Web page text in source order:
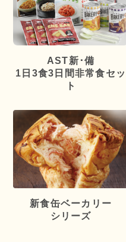
AST新･備
1日3食3日間非常食セッ
ト
新食缶ベーカリー
シリーズ